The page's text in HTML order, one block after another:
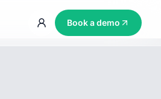
Book a demo